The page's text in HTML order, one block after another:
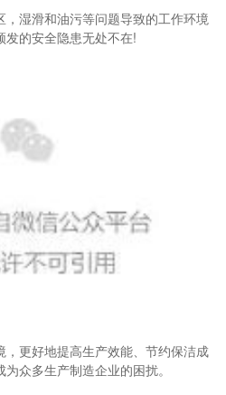
湿滑和油污等问题导致的工作环境
的安全隐患无处不在!
更好地提高生产效能、节约保洁成
众多生产制造企业的困扰。